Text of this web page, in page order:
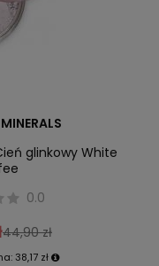
glinkowy White
0.0
44,90 zł
38,17 zł